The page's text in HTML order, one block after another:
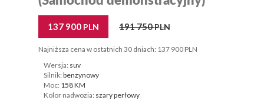
137 900 PLN 191 750PLN
Najniższa cena w ostatnich 30 dniach: 137 900 PLN
Wersja: suv
Silnik: benzynowy
Moc: 158 KM
Kolor nadwozia: szary perłowy